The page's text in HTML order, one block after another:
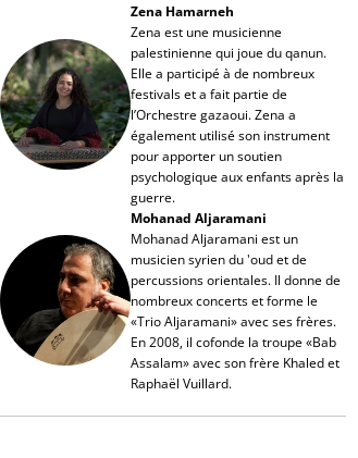
Zena Hamarneh
Zena est une musicienne
palestinienne qui joue du qanun.
Elle a participé à de nombreux
festivals et a fait partie de
l’Orchestre gazaoui. Zena a
également utilisé son instrument
pour apporter un soutien
psychologique aux enfants après la
guerre.
Mohanad Aljaramani
Mohanad Aljaramani est un
musicien syrien du 'oud et de
percussions orientales. Il donne de
nombreux concerts et forme le
«Trio Aljaramani» avec ses frères.
En 2008, il cofonde la troupe «Bab
Assalam» avec son frère Khaled et
Raphaël Vuillard.